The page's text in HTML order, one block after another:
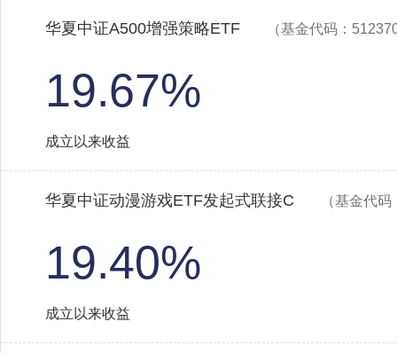
华夏中证A500增强策略ETF （基金代码：
19.67%
成立以来收益
华夏中证动漫游戏ETF发起式联接C （基金代
19.40%
成立以来收益